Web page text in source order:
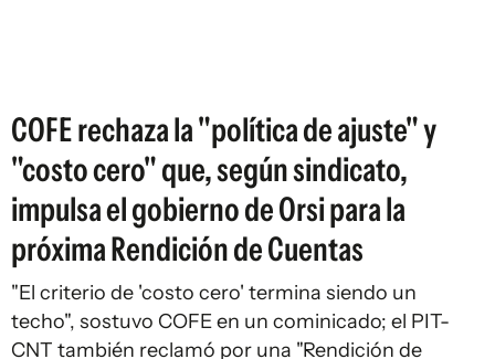
COFE rechaza la "política de ajuste" y
"costo cero" que, según sindicato,
impulsa el gobierno de Orsi para la
próxima Rendición de Cuentas
"El criterio de 'costo cero' termina siendo un
techo", sostuvo COFE en un cominicado; el PIT-
CNT también reclamó por una "Rendición de